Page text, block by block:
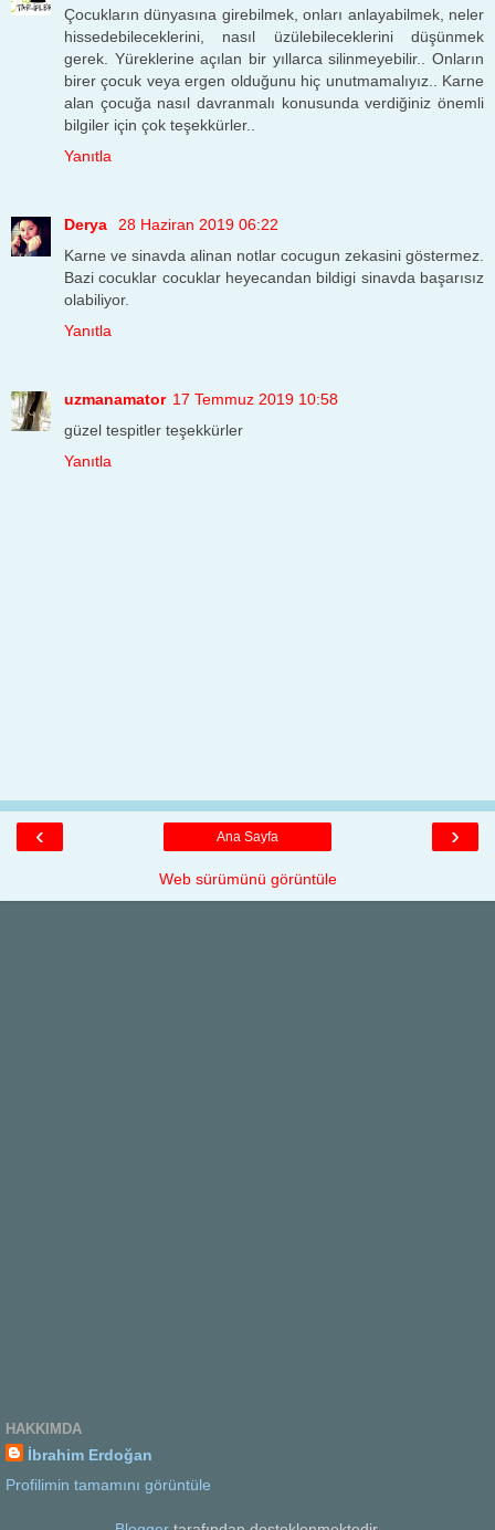
Çocukların dünyasına girebilmek, onları anlayabilmek, neler
hissedebileceklerini, nasıl üzülebileceklerini düşünmek
gerek. Yüreklerine açılan bir yıllarca silinmeyebilir.. Onların
birer çocuk veya ergen olduğunu hiç unutmamalıyız.. Karne
alan çocuğa nasıl davranmalı konusunda verdiğiniz önemli
bilgiler için çok teşekkürler..
Yanıtla
Derya
28 Haziran 2019 06:22
Karne ve sinavda alinan notlar cocugun zekasini göstermez.
Bazi cocuklar cocuklar heyecandan bildigi sinavda başarısız
olabiliyor.
Yanıtla
uzmanamator 17 Temmuz 2019 10:58
güzel tespitler teşekkürler
Yanıtla
‹ ›
Ana Sayfa
Web sürümünü görüntüle
HAKKIMDA
İbrahim Erdoğan
Profilimin tamamını görüntüle